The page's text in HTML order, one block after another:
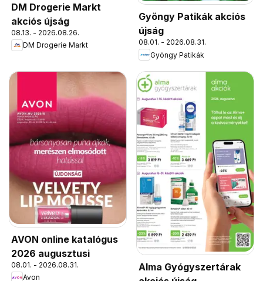
DM Drogerie Markt
akciós újság
08.13. - 2026.08.26.
DM Drogerie Markt
Gyöngy Patikák akciós
újság
08.01. - 2026.08.31.
Gyöngy Patikák
AVON online katalógus
2026 augusztusi
08.01. - 2026.08.31.
Avon
Alma Gyógyszertárak